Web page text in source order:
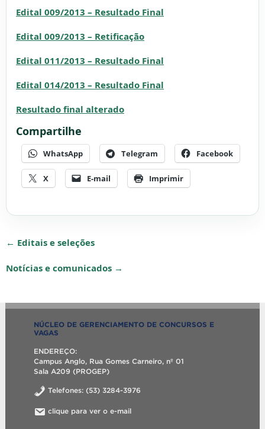
Edital 009/2013 – Resultado Final
Edital 009/2013 – Retificação
Edital 011/2013 – Resultado Final
Edital 014/2013 – Resultado Final
Resultado final alterado
Compartilhe
WhatsApp Telegram Facebook
X E-mail Imprimir
← Editais e seleções
Notícias e comunicados →
NÚCLEO DE GERENCIAMENTO DE CONCURSOS E
VAGAS
ENDEREÇO:
Campus Anglo, Rua Gomes Carneiro, nº 01
Sala A209 (PROGEP)
Telefones: (53) 3284-3976
clique para ver o e-mail